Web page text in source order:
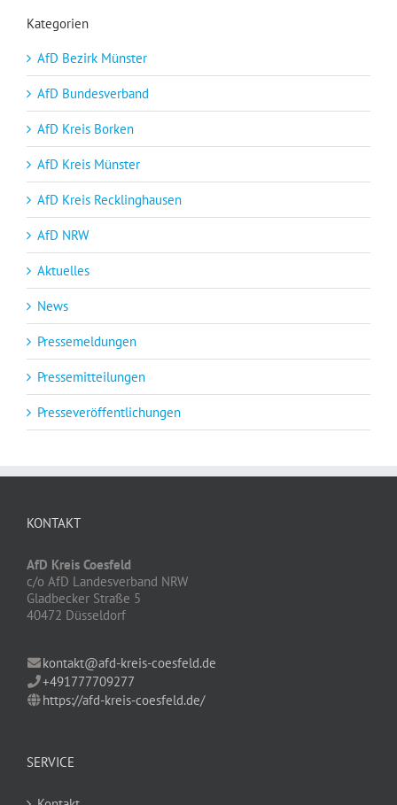
Kategorien
AfD Bezirk Münster
AfD Bundesverband
AfD Kreis Borken
AfD Kreis Münster
AfD Kreis Recklinghausen
AfD NRW
Aktuelles
News
Pressemeldungen
Pressemitteilungen
Presseveröffentlichungen
KONTAKT
AfD Kreis Coesfeld
c/o AfD Landesverband NRW
Gladbecker Straße 5
40472 Düsseldorf
kontakt@afd-kreis-coesfeld.de
+491777709277
https://afd-kreis-coesfeld.de/
SERVICE